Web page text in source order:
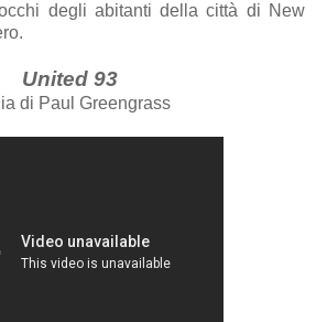
degli abitanti della città di New
United 93
di Paul Greengrass